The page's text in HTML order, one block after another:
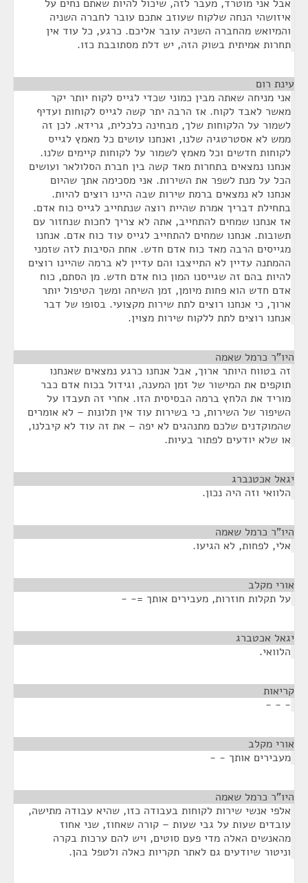
אבל אני מוטרד, מעבר לזה, שיכול להיות שאתם נחים על
איזושהי הנחה שלקוח שעוזב אתכם עובר לחברה השניה
והמיואש מהחברה השניה עובר אליכם. כרגע, כל עוד אין
תחרות אמיתית בשוק הזה, יש דלת מסתובבת כזו.
עינת רום
אני מניחה שאתה מבין כמוני שכדי לגייס לקוח יותר יקר
מאשר לאבד לקוח. אז הרבה יתר קשה לגייס לקוחות ועדיף
לשמור על הלקוחות שלך, מבחינה כלכלית, גרידא. לכן זה
ממש לא אסטרטגיה שלנו, ואנחנו עושים כל מאמץ לגייס
לקוחות חדשים וכל מאמץ לשמור על לקוחות קיימים שלנו.
אנחנו נמצאים בתחרות מאד קשה בין חברת הסלולאר ועושים
הכל על מנת לשפר את השירות. אני מסכימה אתך שהיום
אנחנו לא נמצאים ברמת שירות שבה היינו רוצים להיות.
בתחילת דבריך אמרת שהיית רוצה שנתחייב לגייס כוח אדם.
אז אנחנו שמחים להתחייב, אתה לא צריך לחכות שנחזור עם
תשובות. אנחנו שמחים להתחייב לגייס עוד כוח אדם. אנחנו
מגייסים הרבה מאד כוח אדם חדש. אחת הסיבות לזה שזמני
ההמתנה עדיין לא התייצבו והם עדיין לא ברמה שהיינו רוצים
להיות בהם זה שגייסנו המון כוח אדם חדש. מן הסתם, כוח
אדם חדש הוא פחות מיומן, זמן השיחה ומשך הטיפול יותר
ארוך, כי אנחנו רוצים לתת שירות מקצועי. בסופו של דבר
אנחנו רוצים לתת ללקוח שירות מצוין.
היו"ר כרמל שאמה
זה בטווח היותר ארוך, אבל אנחנו כרגע נמצאים שאנחנו
תוקפים את המישור של זמן המענה, וגידול בכוח אדם כבר
מוריד את הלחץ ברמה הבסיסית הזו. אחרי זה תעבדו על
השיפור של השירות, כי בשירות עוד אין תלונות – לא אומרים
שהמוקדנים שלכם מתנהגים לא יפה – את זה עוד לא קיבלנו,
או שלא יודעים לפתור בעיות.
יגאל אכטנברג
הלוואי וזה היה נכון.
היו"ר כרמל שאמה
אלי, לפחות, לא הגיעו.
אורי מקלב
על תקלות חוזרות, מעבירים אותך =- -
יגאל אכטברג
הלוואי.
קריאות
- - -
אורי מקלב
מעבירים אותך - -
היו"ר כרמל שאמה
אלפי אנשי שירות לקוחות בעבודה כזו, שהיא עבודה מתישה,
עובדים שעות על גבי שעות – קורה שאחוז, שני אחוז
מהאנשים האלה מדי פעם סוטים, ויש להם ערכות בקרה
וניטור שיודעים גם לאתר תקריות כאלה ולטפל בהן.